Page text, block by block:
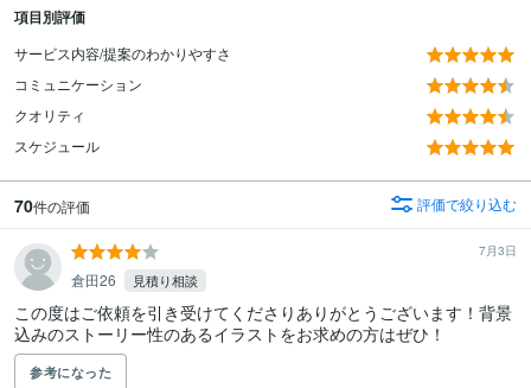
項目別評価
サービス内容/提案のわかりやすさ
コミュニケーション
クオリティ
スケジュール
70件の評価 評価で絞り込む
7月3日
倉田26 見積り相談
この度はご依頼を引き受けてくださりありがとうございます！背景
込みのストーリー性のあるイラストをお求めの方はぜひ！
参考になった